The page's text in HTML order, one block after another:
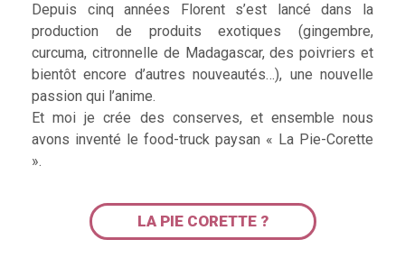
Depuis cinq années Florent s’est lancé dans la
production de produits exotiques (gingembre,
curcuma, citronnelle de Madagascar, des poivriers et
bientôt encore d’autres nouveautés…), une nouvelle
passion qui l’anime.
Et moi je crée des conserves, et ensemble nous
avons inventé le food-truck paysan « La Pie-Corette
».
LA PIE CORETTE ?